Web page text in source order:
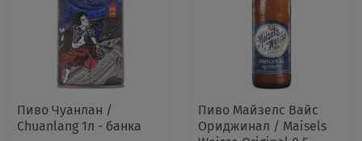
Пиво Чуанлан /
Chuanlang 1л - банка
Пиво Майзелс Вайс
Ориджинал / Maisels